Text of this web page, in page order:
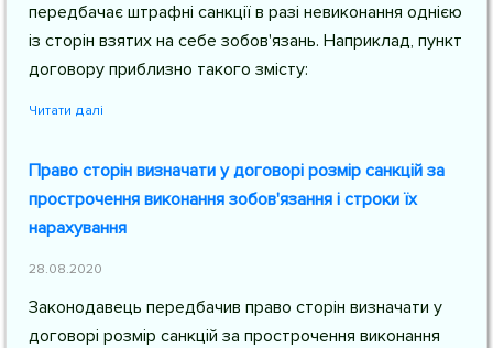
передбачає штрафні санкції в разі невиконання однією
із сторін взятих на себе зобов'язань. Наприклад, пункт
договору приблизно такого змісту:
Читати далі
Право сторін визначати у договорі розмір санкцій за
прострочення виконання зобов'язання і строки їх
нарахування
28.08.2020
Законодавець передбачив право сторін визначати у
договорі розмір санкцій за прострочення виконання